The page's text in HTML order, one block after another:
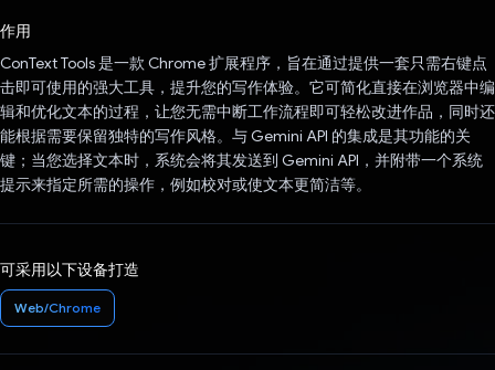
作用
ConText Tools 是一款 Chrome 扩展程序，旨在通过提供一套只需右键点
击即可使用的强大工具，提升您的写作体验。它可简化直接在浏览器中编
辑和优化文本的过程，让您无需中断工作流程即可轻松改进作品，同时还
能根据需要保留独特的写作风格。与 Gemini API 的集成是其功能的关
键；当您选择文本时，系统会将其发送到 Gemini API，并附带一个系统
提示来指定所需的操作，例如校对或使文本更简洁等。
可采用以下设备打造
Web/Chrome